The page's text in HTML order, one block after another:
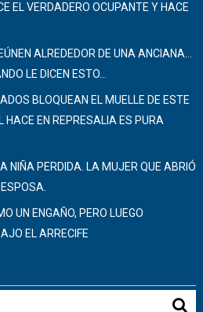
EL VERDADERO OCUPANTE Y HACE
ALREDEDOR DE UNA ANCIANA…
LE DICEN ESTO…
BLOQUEAN EL MUELLE DE ESTE
HACE EN REPRESALIA ES PURA
NIÑA PERDIDA. LA MUJER QUE ABRIÓ
UN ENGAÑO, PERO LUEGO
EL ARRECIFE